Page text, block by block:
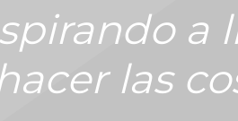
a
las